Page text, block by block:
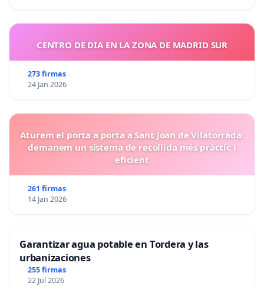
CENTRO DE DIA EN LA ZONA DE MADRID SUR
273 firmas
24 Jan 2026
Aturem el porta a porta a Sant Joan de Vilatorrada:
demanem un sistema de recollida més pràctic i
eficient
261 firmas
14 Jan 2026
Garantizar agua potable en Tordera y las
urbanizaciones
255 firmas
22 Jul 2026